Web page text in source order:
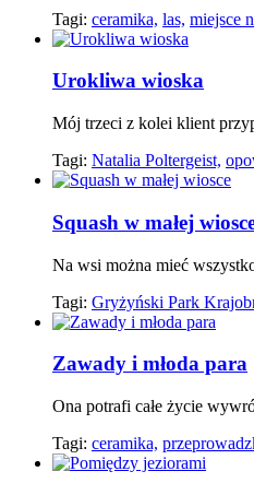
Tagi: ceramika, las, miejsce
Urokliwa wioska
Mój trzeci z kolei klient
Tagi: Natalia Poltergeist,
Squash w małej
Na wsi można mieć
Tagi: Gryżyński Park
Zawady i młoda para
Ona potrafi całe życie
Tagi: ceramika,